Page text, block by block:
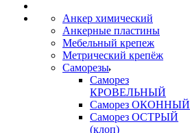
Анкер химический
Анкерные пластины
Мебельный крепеж
Метрический крепёж
Саморезы
Саморез
КРОВЕЛЬНЫЙ
Саморез ОКОННЫЙ
Саморез ОСТРЫЙ
(клоп)